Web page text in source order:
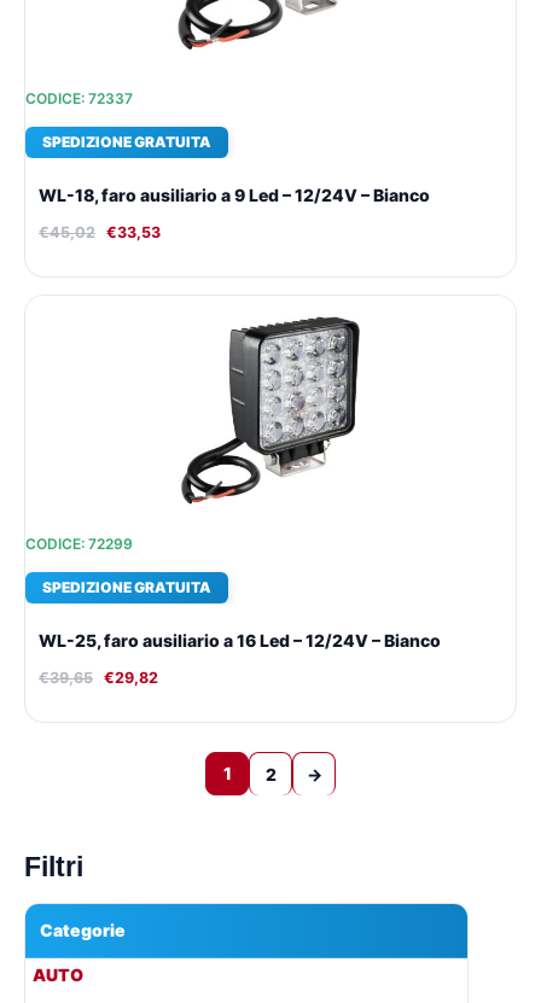
Filtri
Categorie
AUTO
CODICE: 72337
SPEDIZIONE GRATUITA
WL-18, faro ausiliario a 9 Led – 12/24V – Bianco
€45,02 €33,53
CODICE: 72299
SPEDIZIONE GRATUITA
WL-25, faro ausiliario a 16 Led – 12/24V – Bianco
€39,65 €29,82
1 2 →